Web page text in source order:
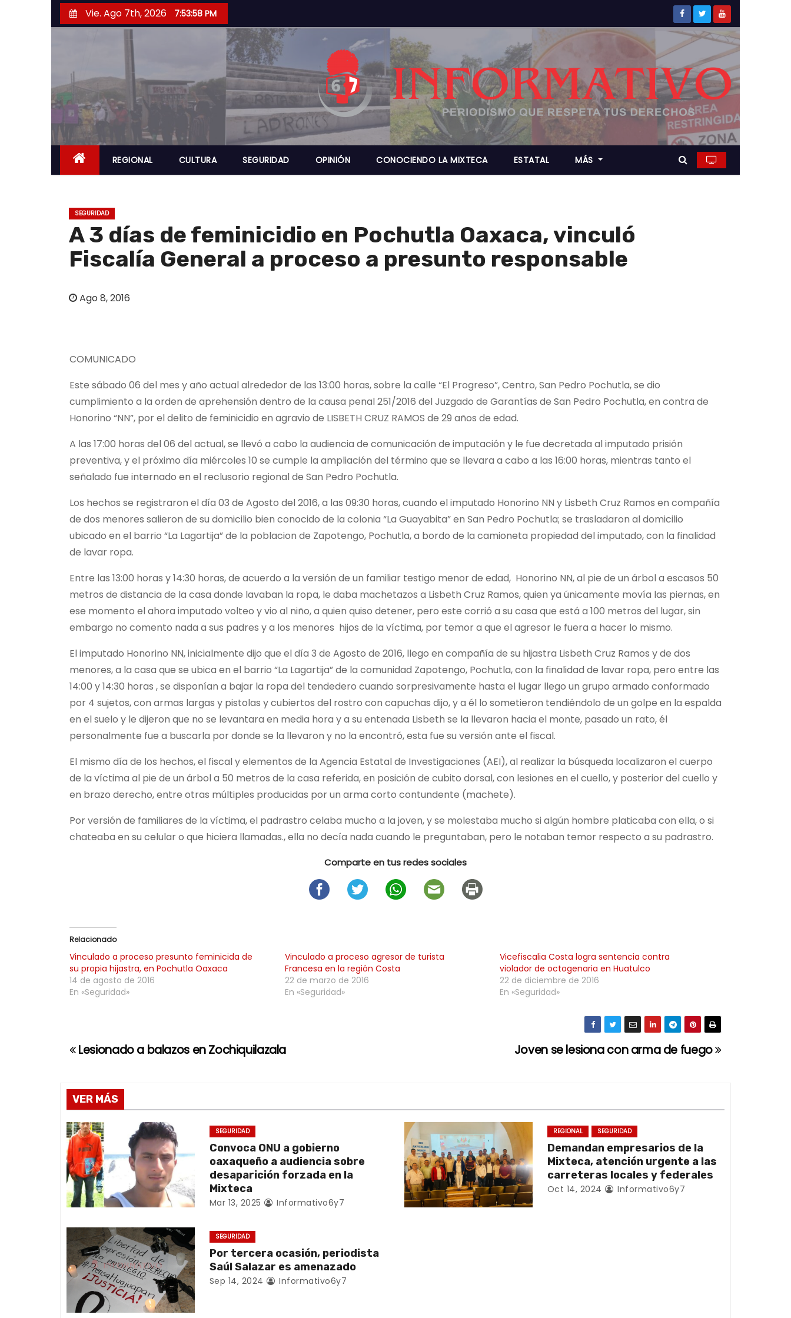
a
r
a
l
n
Vie. Ago 7th, 2026 7:53:59 PM
REGIONAL CULTURA SEGURIDAD OPINIÓN CONOCIENDO LA MIXTECA ESTATAL MÁS
SEGURIDAD
A 3 días de feminicidio en Pochutla Oaxaca, vinculó
Fiscalía General a proceso a presunto responsable
Ago 8, 2016
COMUNICADO
Este sábado 06 del mes y año actual alrededor de las 13:00 horas, sobre la calle “El Progreso”, Centro, San Pedro Pochutla, se dio
cumplimiento a la orden de aprehensión dentro de la causa penal 251/2016 del Juzgado de Garantías de San Pedro Pochutla, en contra de
Honorino “NN”, por el delito de feminicidio en agravio de LISBETH CRUZ RAMOS de 29 años de edad.
A las 17:00 horas del 06 del actual, se llevó a cabo la audiencia de comunicación de imputación y le fue decretada al imputado prisión
preventiva, y el próximo día miércoles 10 se cumple la ampliación del término que se llevara a cabo a las 16:00 horas, mientras tanto el
señalado fue internado en el reclusorio regional de San Pedro Pochutla.
Los hechos se registraron el día 03 de Agosto del 2016, a las 09:30 horas, cuando el imputado Honorino NN y Lisbeth Cruz Ramos en compañía
de dos menores salieron de su domicilio bien conocido de la colonia “La Guayabita” en San Pedro Pochutla; se trasladaron al domicilio
ubicado en el barrio “La Lagartija” de la poblacion de Zapotengo, Pochutla, a bordo de la camioneta propiedad del imputado, con la finalidad
de lavar ropa.
Entre las 13:00 horas y 14:30 horas, de acuerdo a la versión de un familiar testigo menor de edad, Honorino NN, al pie de un árbol a escasos 50
metros de distancia de la casa donde lavaban la ropa, le daba machetazos a Lisbeth Cruz Ramos, quien ya únicamente movía las piernas, en
ese momento el ahora imputado volteo y vio al niño, a quien quiso detener, pero este corrió a su casa que está a 100 metros del lugar, sin
embargo no comento nada a sus padres y a los menores hijos de la víctima, por temor a que el agresor le fuera a hacer lo mismo.
El imputado Honorino NN, inicialmente dijo que el día 3 de Agosto de 2016, llego en compañía de su hijastra Lisbeth Cruz Ramos y de dos
menores, a la casa que se ubica en el barrio “La Lagartija” de la comunidad Zapotengo, Pochutla, con la finalidad de lavar ropa, pero entre las
14:00 y 14:30 horas , se disponían a bajar la ropa del tendedero cuando sorpresivamente hasta el lugar llego un grupo armado conformado
por 4 sujetos, con armas largas y pistolas y cubiertos del rostro con capuchas dijo, y a él lo sometieron tendiéndolo de un golpe en la espalda
en el suelo y le dijeron que no se levantara en media hora y a su entenada Lisbeth se la llevaron hacia el monte, pasado un rato, él
personalmente fue a buscarla por donde se la llevaron y no la encontró, esta fue su versión ante el fiscal.
El mismo día de los hechos, el fiscal y elementos de la Agencia Estatal de Investigaciones (AEI), al realizar la búsqueda localizaron el cuerpo
de la víctima al pie de un árbol a 50 metros de la casa referida, en posición de cubito dorsal, con lesiones en el cuello, y posterior del cuello y
en brazo derecho, entre otras múltiples producidas por un arma corto contundente (machete).
Por versión de familiares de la víctima, el padrastro celaba mucho a la joven, y se molestaba mucho si algún hombre platicaba con ella, o si
chateaba en su celular o que hiciera llamadas., ella no decía nada cuando le preguntaban, pero le notaban temor respecto a su padrastro.
Comparte en tus redes sociales
Relacionado
Vinculado a proceso presunto feminicida de
su propia hijastra, en Pochutla Oaxaca
14 de agosto de 2016
En «Seguridad»
Vinculado a proceso agresor de turista
Francesa en la región Costa
22 de marzo de 2016
En «Seguridad»
Vicefiscalia Costa logra sentencia contra
violador de octogenaria en Huatulco
22 de diciembre de 2016
En «Seguridad»
N
v
e
g
a
c
i
ó
n
d
Joven se lesiona con arma de fuego
Lesionado a balazos en Zochiquilazala
VER MÁS
SEGURIDAD
Convoca ONU a gobierno
oaxaqueño a audiencia sobre
desaparición forzada en la
Mixteca
Mar 13, 2025 Informativo6y7
REGIONAL SEGURIDAD
Demandan empresarios de la
Mixteca, atención urgente a las
carreteras locales y federales
Oct 14, 2024 Informativo6y7
SEGURIDAD
Por tercera ocasión, periodista
Saúl Salazar es amenazado
Sep 14, 2024 Informativo6y7